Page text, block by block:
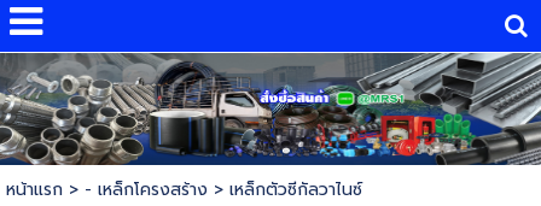
หน้าแรก> - เหล็กโครงสร้าง > เหล็กตัวซีกัลวาไนซ์